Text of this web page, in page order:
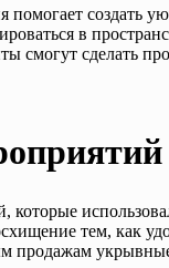
помогает создать
в
смогут сделать
тем, как
укрывные